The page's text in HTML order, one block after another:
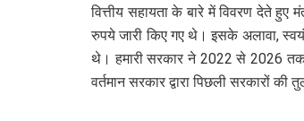
वित्तीय सहायता के बारे में विवरण देते
रुपये जारी किए गए थे। इसके अलावा,
थे। हमारी सरकार ने 2022 से 2026 तक
वर्तमान सरकार द्वारा पिछली सरकारों